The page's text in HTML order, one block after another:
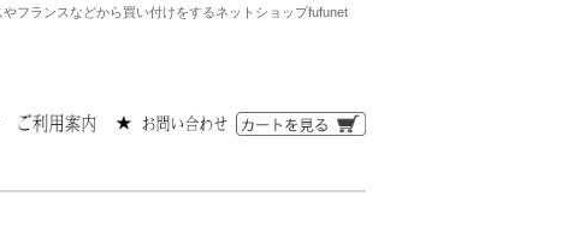
フランスなどから買い付けをするネットショップfufunet